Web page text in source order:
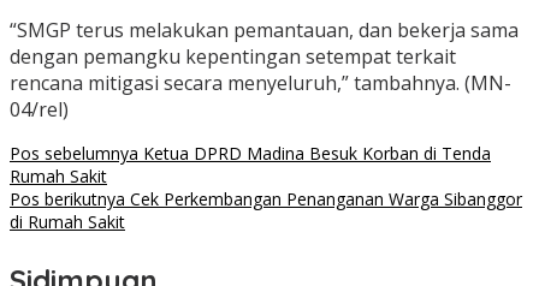
“SMGP terus melakukan pemantauan, dan bekerja sama
dengan pemangku kepentingan setempat terkait
rencana mitigasi secara menyeluruh,” tambahnya. (MN-
04/rel)
Navigasi
pos
Pos sebelumnya Ketua DPRD Madina Besuk Korban di Tenda
Rumah Sakit
Pos berikutnya Cek Perkembangan Penanganan Warga Sibanggor
di Rumah Sakit